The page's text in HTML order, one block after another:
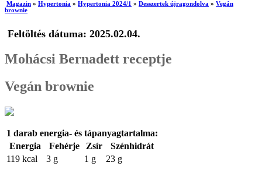
Magazin » Hypertonia » Hypertonia 2024/1 » Desszertek újragondolva » Vegán
brownie
Feltöltés dátuma: 2025.02.04.
Mohácsi Bernadett receptje
Vegán brownie
1 darab energia- és tápanyagtartalma:
Energia
Fehérje Zsír
Szénhidrát
119 kcal
3 g 1 g 23 g